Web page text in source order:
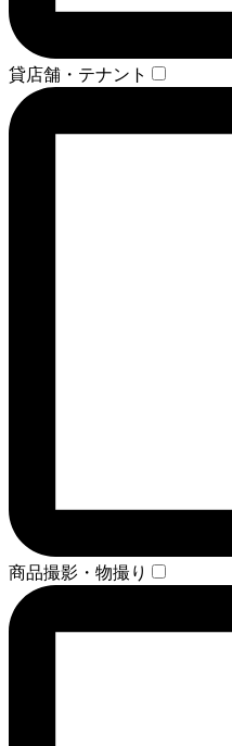
貸店舗・テナント
商品撮影・物撮り